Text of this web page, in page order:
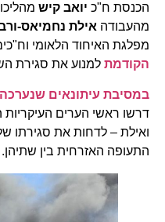
הכנסת ח"כיואב קיש
מהעבודהאילת נחמיאס-ורבין
מפלגת האיחוד הלאומי וח"כים
הקודמתלמנוע את סגירת
במסיבת עיתונאים שנערכה
דרשו ראשי הערים העיקריות
ואילת – לדחות את סגירתו של
התעופה האזרחית בין שתיהן.